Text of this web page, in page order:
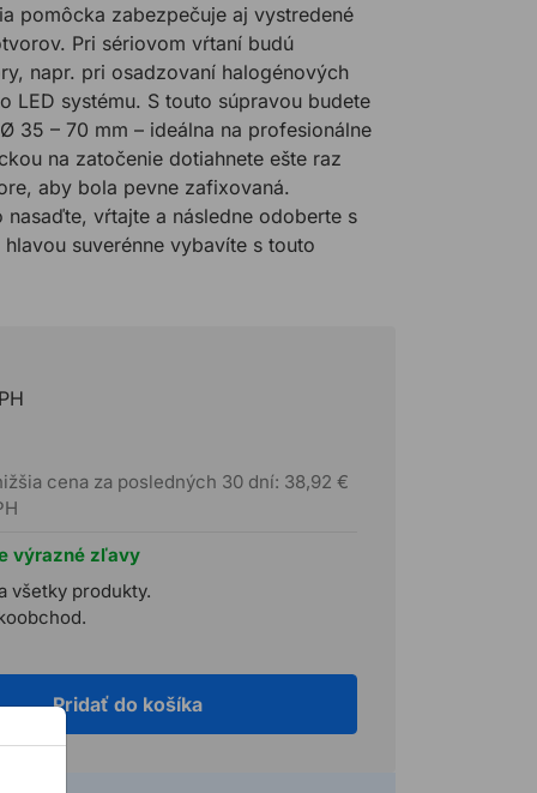
pomôcka zabezpečuje aj vystredené
Pri sériovom vŕtaní budú
napr. pri osadzovaní halogénových
LED systému. S touto súpravou budete
35 – 70 mm – ideálna na profesionálne
na zatočenie dotiahnete ešte raz
aby bola pevne zafixovaná.
vŕtajte a následne odoberte s
suverénne vybavíte s touto
cena za posledných 30 dní: 38,92 €
výrazné zľavy
všetky produkty.
Pridať do košíka